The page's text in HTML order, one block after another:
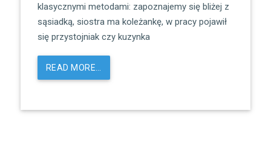
klasycznymi metodami: zapoznajemy się bliżej z
sąsiadką, siostra ma koleżankę, w pracy pojawił
się przystojniak czy kuzynka
READ MORE…